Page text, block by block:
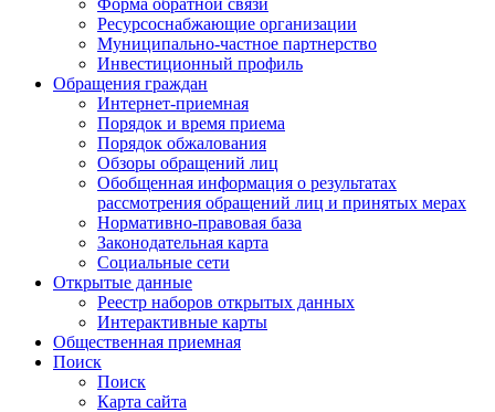
Форма обратной связи
Ресурсоснабжающие организации
Муниципально-частное партнерство
Инвестиционный профиль
Обращения граждан
Интернет-приемная
Порядок и время приема
Порядок обжалования
Обзоры обращений лиц
Обобщенная информация о результатах
рассмотрения обращений лиц и принятых мерах
Нормативно-правовая база
Законодательная карта
Социальные сети
Открытые данные
Реестр наборов открытых данных
Интерактивные карты
Общественная приемная
Поиск
Поиск
Карта сайта